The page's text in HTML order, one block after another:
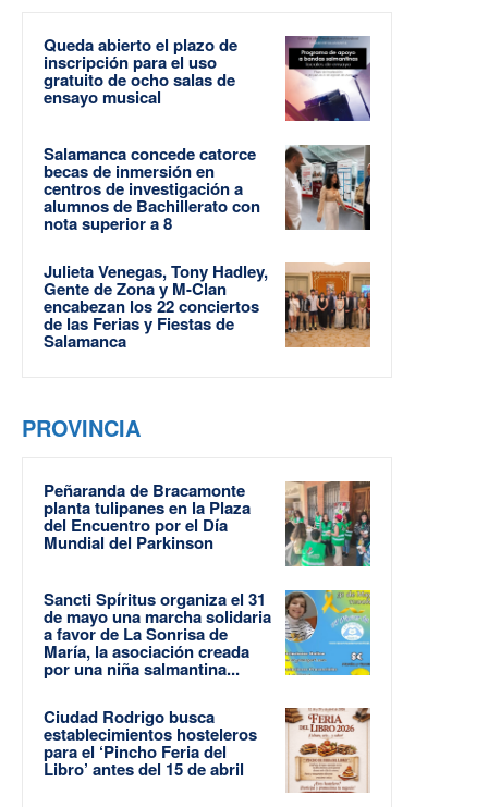
Queda abierto el plazo de
inscripción para el uso
gratuito de ocho salas de
ensayo musical
Salamanca concede catorce
becas de inmersión en
centros de investigación a
alumnos de Bachillerato con
nota superior a 8
Julieta Venegas, Tony Hadley,
Gente de Zona y M-Clan
encabezan los 22 conciertos
de las Ferias y Fiestas de
Salamanca
PROVINCIA
Peñaranda de Bracamonte
planta tulipanes en la Plaza
del Encuentro por el Día
Mundial del Parkinson
Sancti Spíritus organiza el 31
de mayo una marcha solidaria
a favor de La Sonrisa de
María, la asociación creada
por una niña salmantina...
Ciudad Rodrigo busca
establecimientos hosteleros
para el ‘Pincho Feria del
Libro’ antes del 15 de abril